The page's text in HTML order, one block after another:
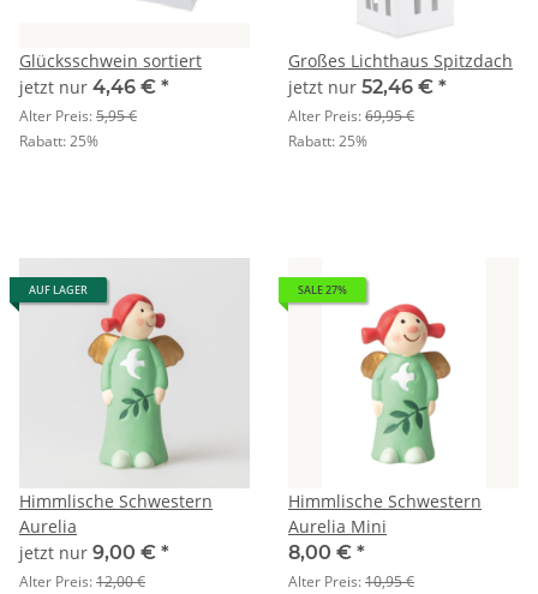
Glücksschwein sortiert
jetzt nur 4,46 € *
Alter Preis:5,95 €
Rabatt:25%
Großes Lichthaus Spitzdach
jetzt nur 52,46 € *
Alter Preis:69,95 €
Rabatt:25%
AUF LAGER
Himmlische Schwestern
Aurelia
jetzt nur 9,00 € *
Alter Preis:12,00 €
SALE 27%
Himmlische Schwestern
Aurelia Mini
8,00 € *
Alter Preis:10,95 €